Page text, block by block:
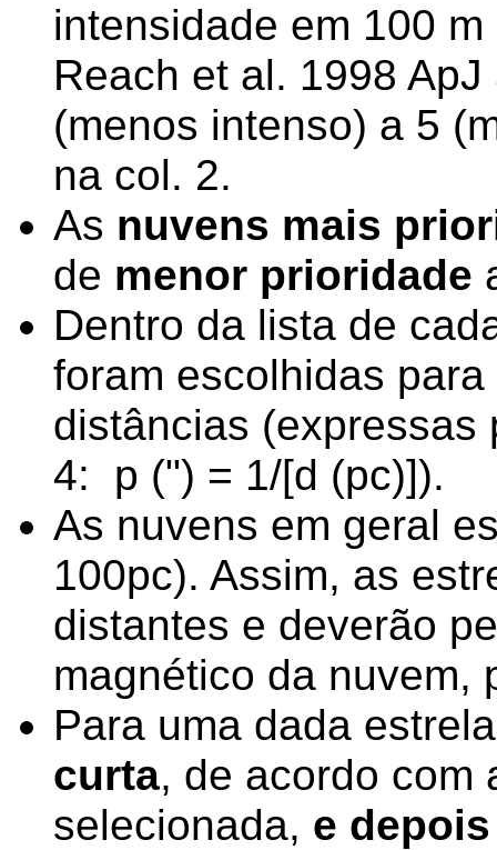
intensidade em 100
Reach et al. 1998
(menos intenso) a 5
na col. 2.
As nuvens mais
de menor prioridade
Dentro da lista de
foram escolhidas
distâncias (expressas
4: p (") = 1/[d (pc)]).
As nuvens em geral
100pc). Assim, as
distantes e deverão
magnético da nuvem,
Para uma dada
curta, de acordo com
selecionada, e